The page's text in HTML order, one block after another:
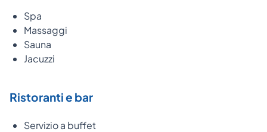
Spa
Massaggi
Sauna
Jacuzzi
Ristoranti e bar
Servizio a buffet